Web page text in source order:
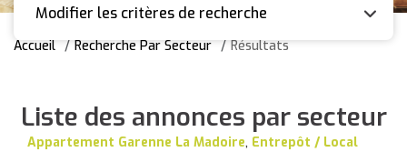
Modifier les critères de recherche
Accueil Recherche Par Secteur Résultats
Liste des annonces par secteur
Appartement Garenne La Madoire, Entrepôt / Local